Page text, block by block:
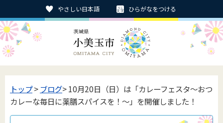
やさしい日本語 ひらがなをつける
トップ> ブログ> 10月20日（日）は「カレーフェスタ～おつ
カレーな毎日に薬膳スパイスを！～」を開催しました！